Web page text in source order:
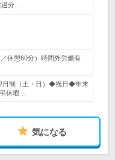
分…
休憩60分）時間外労働有
日制（土・日）◆祝日◆年末
休暇…
気になる